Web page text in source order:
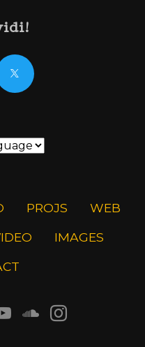
PROJS
WEB
IMAGES